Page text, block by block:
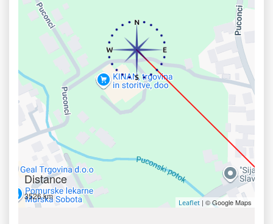
Distance
3526 km
Leaflet | © Google Maps